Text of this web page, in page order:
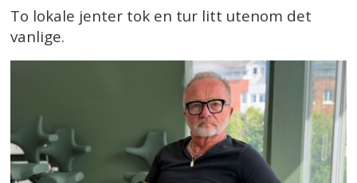
To lokale jenter tok en tur litt utenom det
vanlige.